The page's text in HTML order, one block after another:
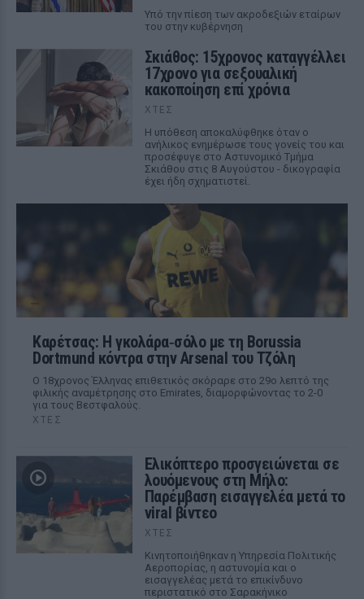
Υπό την πίεση των ακροδεξιών εταίρων
του στην κυβέρνηση
Σκιάθος: 15χρονος καταγγέλλει
17χρονο για σεξουαλική
κακοποίηση επί χρόνια
ΧΤΕΣ
Η υπόθεση αποκαλύφθηκε όταν ο
ανήλικος ενημέρωσε τους γονείς του και
προσέφυγε στο Αστυνομικό Τμήμα
Σκιάθου στις 8 Αυγούστου - δικογραφία
έχει ήδη σχηματιστεί.
Καρέτσας: Η γκολάρα‑σόλο με τη Borussia
Dortmund κόντρα στην Arsenal του Τζόλη
Ο 18χρονος Έλληνας επιθετικός σκόραρε στο 29ο λεπτό της
φιλικής αναμέτρησης στο Emirates, διαμορφώνοντας το 2-0
για τους Βεστφαλούς.
ΧΤΕΣ
Ελικόπτερο προσγειώνεται σε
λουόμενους στη Μήλο:
Παρέμβαση εισαγγελέα μετά το
viral βίντεο
ΧΤΕΣ
Κινητοποιήθηκαν η Υπηρεσία Πολιτικής
Αεροπορίας, η αστυνομία και ο
εισαγγελέας μετά το επικίνδυνο
περιστατικό στο Σαρακήνικο